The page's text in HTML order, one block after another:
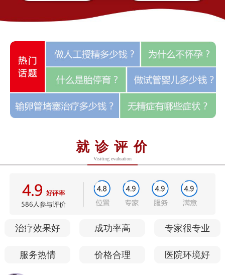
就诊评价
Visiting evaluation
治疗效果好 成功率高 专家很专业
服务热情 价格合理 医院环境好